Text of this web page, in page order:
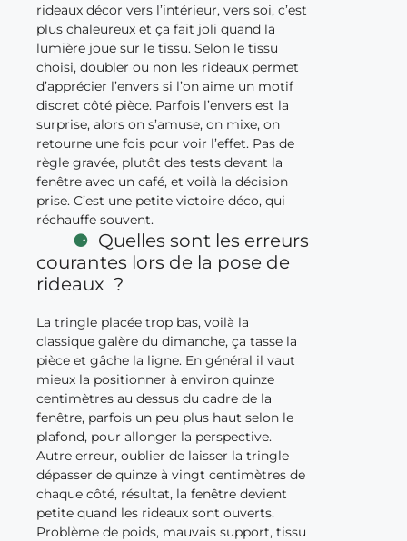
rideaux décor vers l’intérieur, vers soi, c’est
plus chaleureux et ça fait joli quand la
lumière joue sur le tissu. Selon le tissu
choisi, doubler ou non les rideaux permet
d’apprécier l’envers si l’on aime un motif
discret côté pièce. Parfois l’envers est la
surprise, alors on s’amuse, on mixe, on
retourne une fois pour voir l’effet. Pas de
règle gravée, plutôt des tests devant la
fenêtre avec un café, et voilà la décision
prise. C’est une petite victoire déco, qui
réchauffe souvent.
Quelles sont les erreurs
courantes lors de la pose de
rideaux ?
La tringle placée trop bas, voilà la
classique galère du dimanche, ça tasse la
pièce et gâche la ligne. En général il vaut
mieux la positionner à environ quinze
centimètres au dessus du cadre de la
fenêtre, parfois un peu plus haut selon le
plafond, pour allonger la perspective.
Autre erreur, oublier de laisser la tringle
dépasser de quinze à vingt centimètres de
chaque côté, résultat, la fenêtre devient
petite quand les rideaux sont ouverts.
Problème de poids, mauvais support, tissu